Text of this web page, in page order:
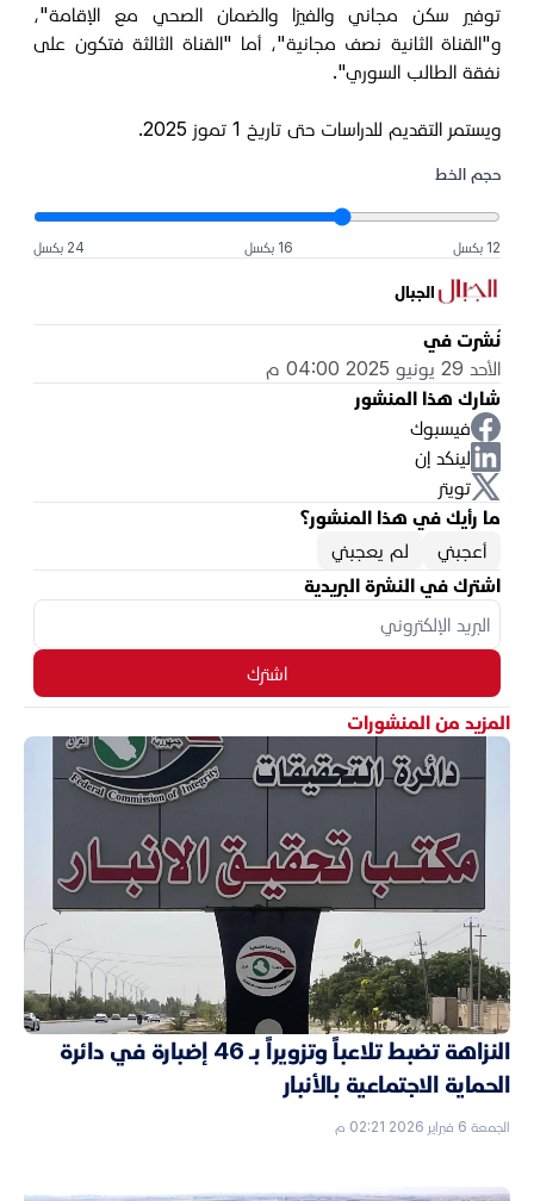
توفير سكن مجاني والفيزا والضمان الصحي مع الإقامة"،
و"القناة الثانية نصف مجانية"، أما "القناة الثالثة فتكون على
نفقة الطالب السوري".
ويستمر التقديم للدراسات حتى تاريخ 1 تموز 2025.
حجم الخط
12 بكسل 16 بكسل 24 بكسل
الجبال
نُشرت في
الأحد 29 يونيو 2025 04:00 م
شارك هذا المنشور
فيسبوك
لينكد إن
تويتر
ما رأيك في هذا المنشور؟
أعجبني
لم يعجبني
اشترك في النشرة البريدية
اشترك
المزيد من المنشورات
النزاهة تضبط تلاعباً وتزويراً بـ 46 إضبارة في دائرة
الحماية الاجتماعية بالأنبار
الجمعة 6 فبراير 2026 02:21 م